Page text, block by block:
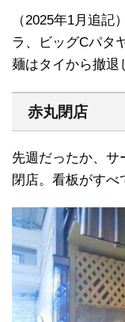
（2025年1月追記
ラ、ビッグCパタ
麺はタイから撤退
赤丸閉店
先週だったか、サ
閉店。看板がすべ